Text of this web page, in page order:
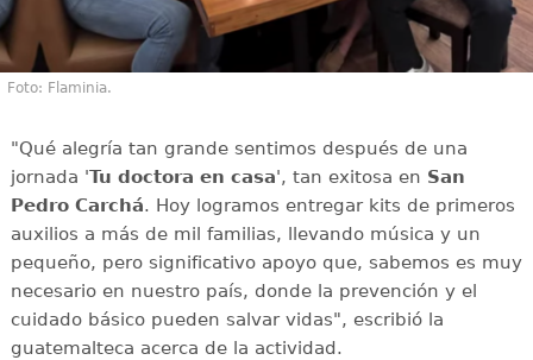
Foto: Flaminia.
"Qué alegría tan grande sentimos después de una
jornada 'Tu doctora en casa', tan exitosa en San
Pedro Carchá. Hoy logramos entregar kits de primeros
auxilios a más de mil familias, llevando música y un
pequeño, pero significativo apoyo que, sabemos es muy
necesario en nuestro país, donde la prevención y el
cuidado básico pueden salvar vidas", escribió la
guatemalteca acerca de la actividad.